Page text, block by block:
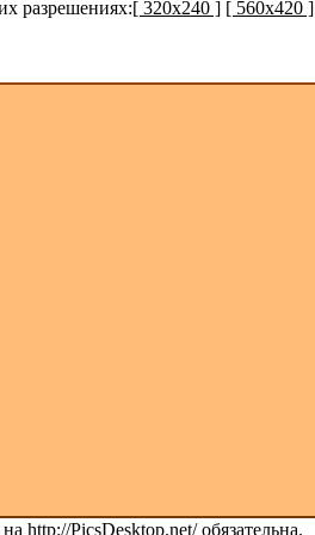
разрешениях:[ 320x240 ] [ 560x420 ]
http://PicsDesktop.net/ обязательна.